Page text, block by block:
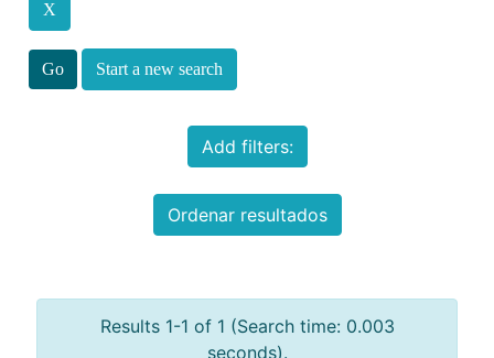
Start a new search
Add filters:
Ordenar resultados
Results 1-1 of 1 (Search time: 0.003
seconds).